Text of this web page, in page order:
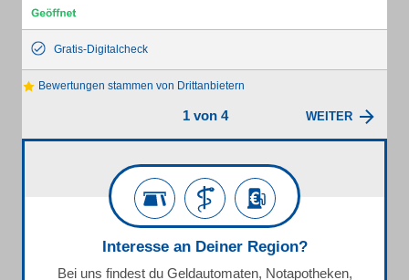
Gratis-Digitalcheck
Bewertungen stammen von Drittanbietern
1 von 4 WEITER
Interesse an Deiner Region?
Bei uns findest du Geldautomaten, Notapotheken,